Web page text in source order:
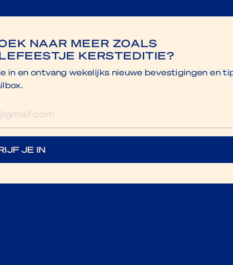
NAAR MEER ZOALS
KERSTEDITIE?
in en ontvang wekelijks nieuwe bevestigingen en
JE IN